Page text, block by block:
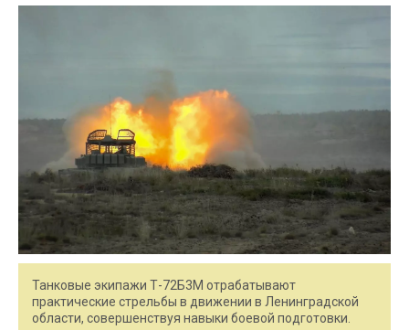
Танковые экипажи Т-72Б3М отрабатывают
практические стрельбы в движении в Ленинградской
области, совершенствуя навыки боевой подготовки.